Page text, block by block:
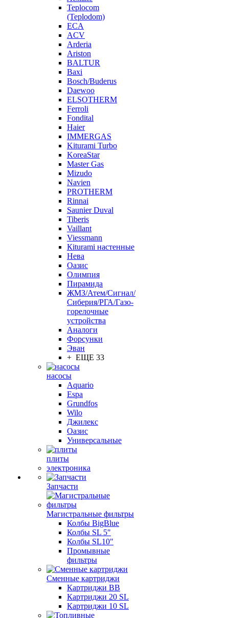
Teplocom
(Teplodom)
ECA
ACV
Arderia
Ariston
BALTUR
Baxi
Bosch/Buderus
Daewoo
ELSOTHERM
Ferroli
Fondital
Haier
IMMERGAS
Kiturami Turbo
KoreaStar
Master Gas
Mizudo
Navien
PROTHERM
Rinnai
Saunier Duval
Tiberis
Vaillant
Viessmann
Кiturami настенные
Нева
Оазис
Олимпия
Пирамида
ЖМЗ/Атем/Сигнал/
Сиберия/РГА/Газо-
горелочные
устройства
Aналоги
Форсунки
Эван
+ ЕЩЕ 33
насосы
Aquario
Espa
Grundfos
Wilo
Джилекс
Оазис
Универсальные
плиты
электроника
Запчасти
Магистральные фильтры
Колбы BigBlue
Колбы SL 5"
Колбы SL10"
Промывные
фильтры
Сменные картриджи
Картриджи BB
Картриджи 20 SL
Картриджи 10 SL